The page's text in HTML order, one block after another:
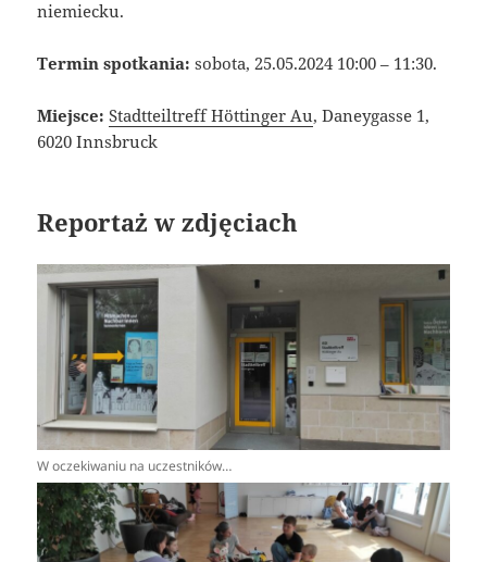
niemiecku.
Termin spotkania: sobota, 25.05.2024 10:00 – 11:30.
Miejsce: Stadtteiltreff Höttinger Au, Daneygasse 1,
6020 Innsbruck
Reportaż w zdjęciach
W oczekiwaniu na uczestników…